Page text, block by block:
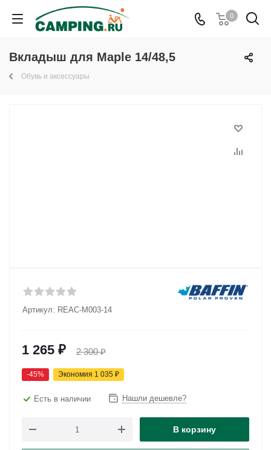
0
Вкладыш для Maple 14/48,5
Обувь и аксессуары
Артикул: REAC-M003-14
1 265 ₽ 2 300₽
-45% Экономия 1 035 ₽
Есть в наличии Нашли дешевле?
В корзину